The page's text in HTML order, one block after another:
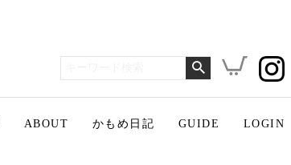
ABOUT かもめ日記 GUIDE LOGIN